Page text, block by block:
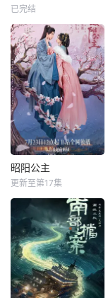
已完结
昭阳公主
更新至第17集